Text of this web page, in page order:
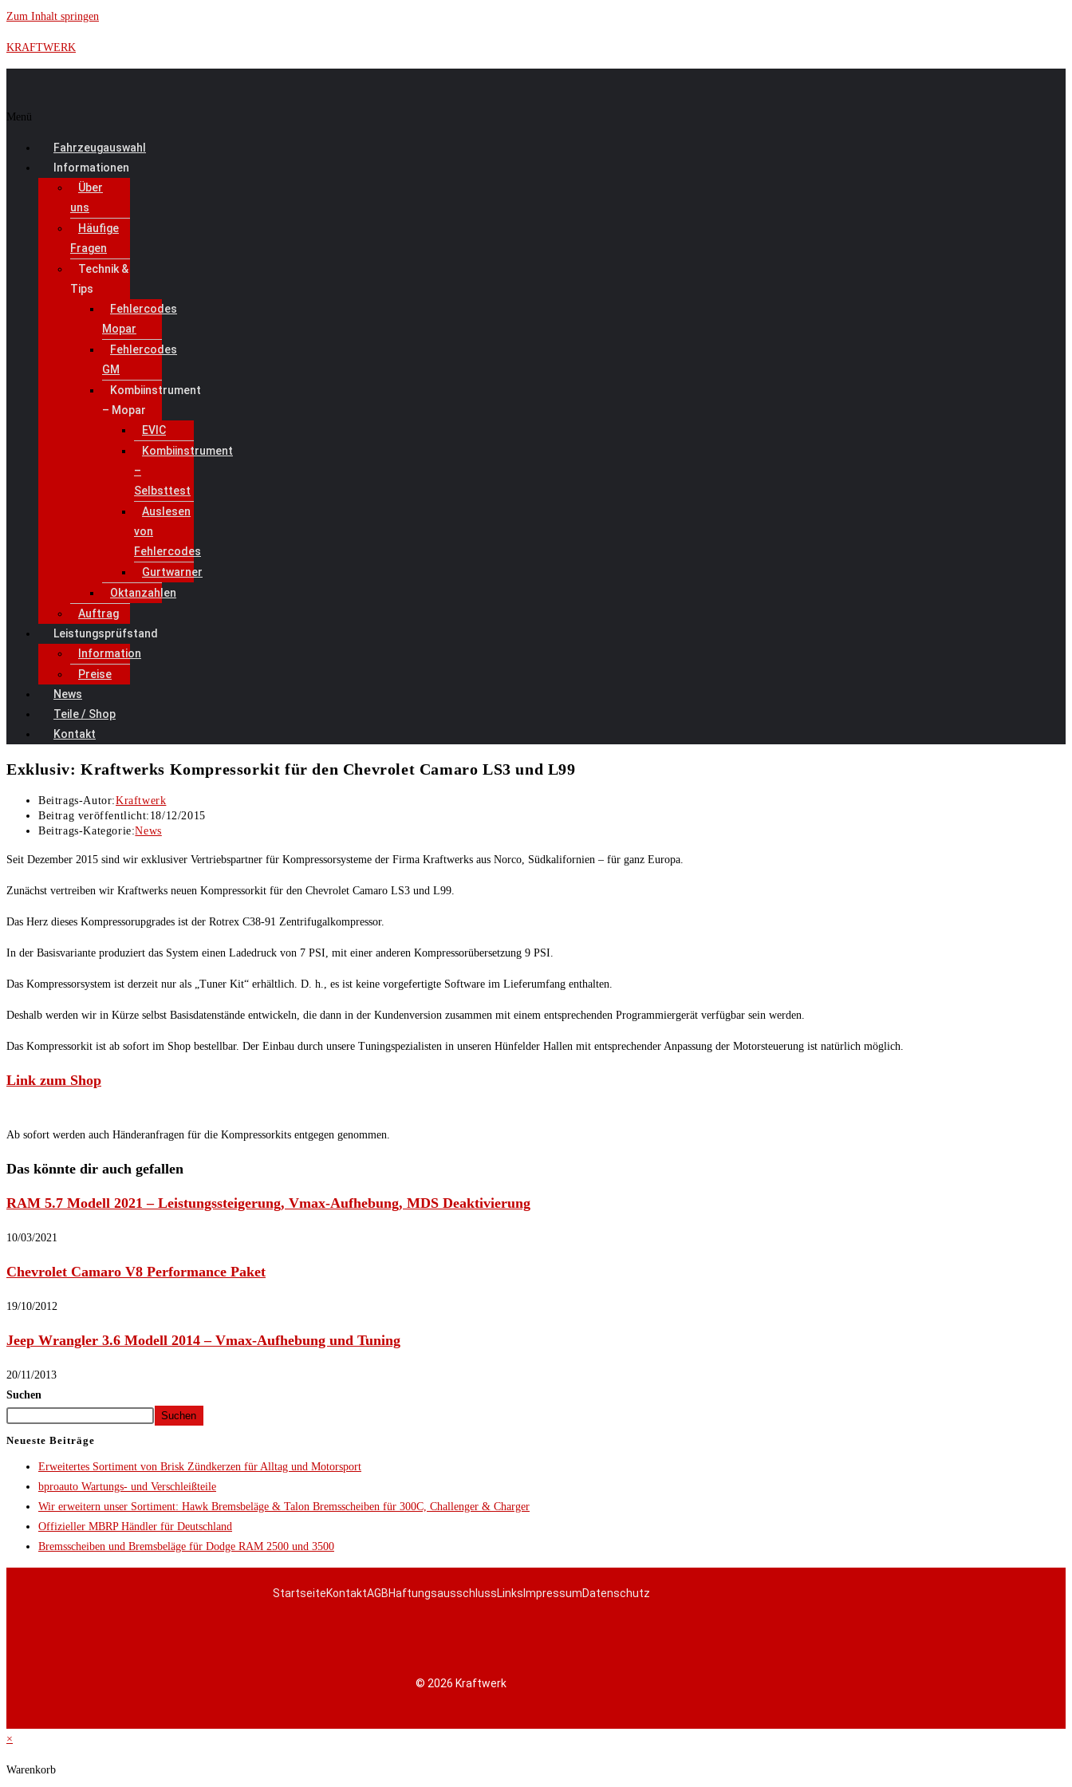
Zum Inhalt springen
KRAFTWERK
Menü
Fahrzeugauswahl
Informationen
Über
uns
Häufige
Fragen
Technik &
Tips
Fehlercodes
Mopar
Fehlercodes
GM
Kombiinstrument
– Mopar
EVIC
Kombiinstrument
–
Selbsttest
Auslesen
von
Fehlercodes
Gurtwarner
Oktanzahlen
Auftrag
Leistungsprüfstand
Information
Preise
News
Teile / Shop
Kontakt
Exklusiv: Kraftwerks Kompressorkit für den Chevrolet Camaro LS3 und L99
Beitrags-Autor:Kraftwerk
Beitrag veröffentlicht: 18/12/2015
Beitrags-Kategorie:News
Seit Dezember 2015 sind wir exklusiver Vertriebspartner für Kompressorsysteme der Firma Kraftwerks aus Norco, Südkalifornien – für ganz Europa.
Zunächst vertreiben wir Kraftwerks neuen Kompressorkit für den Chevrolet Camaro LS3 und L99.
Das Herz dieses Kompressorupgrades ist der Rotrex C38-91 Zentrifugalkompressor.
In der Basisvariante produziert das System einen Ladedruck von 7 PSI, mit einer anderen Kompressorübersetzung 9 PSI.
Das Kompressorsystem ist derzeit nur als „Tuner Kit“ erhältlich. D. h., es ist keine vorgefertigte Software im Lieferumfang enthalten.
Deshalb werden wir in Kürze selbst Basisdatenstände entwickeln, die dann in der Kundenversion zusammen mit einem entsprechenden Programmiergerät verfügbar sein werden.
Das Kompressorkit ist ab sofort im Shop bestellbar. Der Einbau durch unsere Tuningspezialisten in unseren Hünfelder Hallen mit entsprechender Anpassung der Motorsteuerung ist natürlich möglich.
Link zum Shop
Ab sofort werden auch Händeranfragen für die Kompressorkits entgegen genommen.
Das könnte dir auch gefallen
RAM 5.7 Modell 2021 – Leistungssteigerung, Vmax-Aufhebung, MDS Deaktivierung
10/03/2021
Chevrolet Camaro V8 Performance Paket
19/10/2012
Jeep Wrangler 3.6 Modell 2014 – Vmax-Aufhebung und Tuning
20/11/2013
Suchen
Suchen
Neueste Beiträge
Erweitertes Sortiment von Brisk Zündkerzen für Alltag und Motorsport
bproauto Wartungs- und Verschleißteile
Wir erweitern unser Sortiment: Hawk Bremsbeläge & Talon Bremsscheiben für 300C, Challenger & Charger
Offizieller MBRP Händler für Deutschland
Bremsscheiben und Bremsbeläge für Dodge RAM 2500 und 3500
StartseiteKontaktAGBHaftungsausschlussLinks ImpressumDatenschutz
© 2026 Kraftwerk
×
Warenkorb